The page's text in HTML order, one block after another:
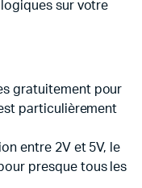
sur votre
gratuitement pour
particulièrement
entre 2V et 5V, le
presque tous les